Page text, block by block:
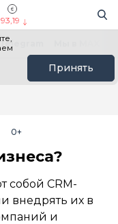
93,19
Принять
0+
собой CRM-
внедрять их в
и